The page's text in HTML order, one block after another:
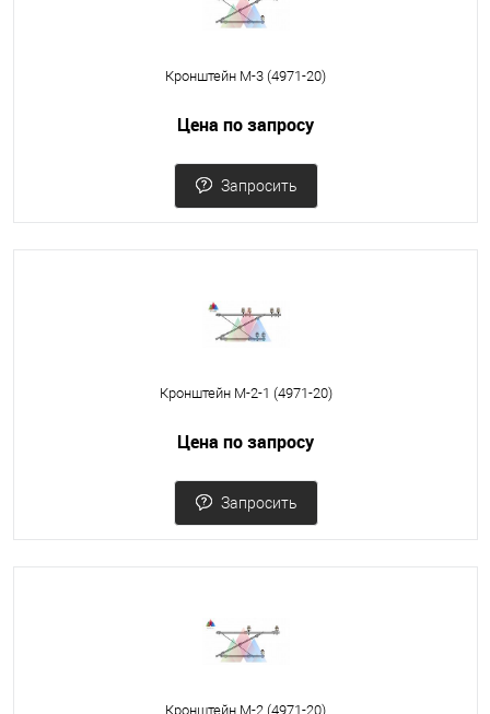
Кронштейн М-3 (4971-20)
Цена по запросу
Запросить
Кронштейн М-2-1 (4971-20)
Цена по запросу
Запросить
Кронштейн М-2 (4971-20)